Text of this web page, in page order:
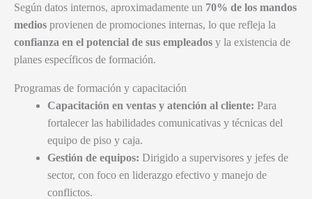
Según datos internos, aproximadamente un 70% de los mandos
medios provienen de promociones internas, lo que refleja la
confianza en el potencial de sus empleados y la existencia de
planes específicos de formación.
Programas de formación y capacitación
Capacitación en ventas y atención al cliente: Para
fortalecer las habilidades comunicativas y técnicas del
equipo de piso y caja.
Gestión de equipos: Dirigido a supervisores y jefes de
sector, con foco en liderazgo efectivo y manejo de
conflictos.